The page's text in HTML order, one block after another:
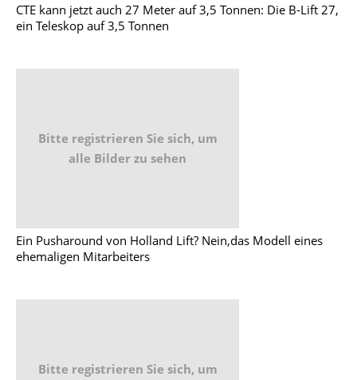
CTE kann jetzt auch 27 Meter auf 3,5 Tonnen: Die B-Lift 27,
ein Teleskop auf 3,5 Tonnen
Bitte registrieren Sie sich, um
alle Bilder zu sehen
Ein Pusharound von Holland Lift? Nein,das Modell eines
ehemaligen Mitarbeiters
Bitte registrieren Sie sich, um